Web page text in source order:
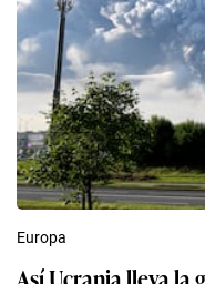
Europa
Así Ucrania lleva la